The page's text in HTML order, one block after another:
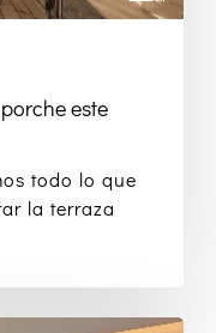
este
todo lo que
la terraza